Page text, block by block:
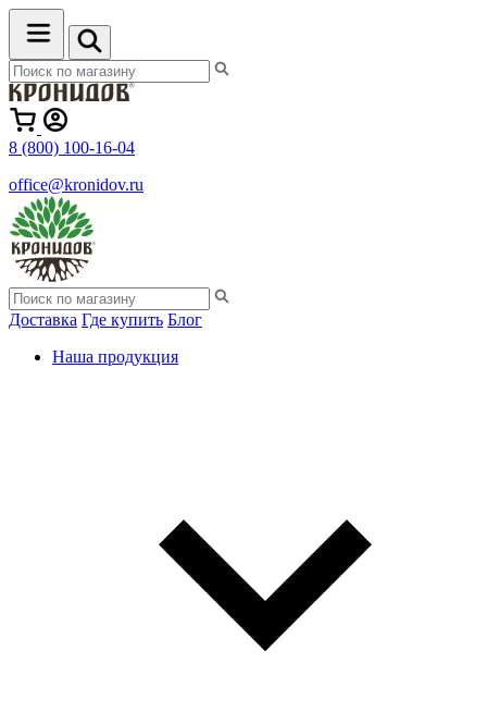
8 (800) 100-16-04
office@kronidov.ru
Доставка Где купить Блог
Наша продукция